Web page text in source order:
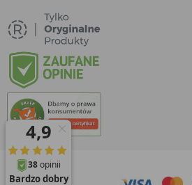
© 2026 Amisell